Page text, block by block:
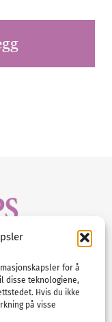
for å
disse teknologiene,
Hvis du ikke
på visse
.com